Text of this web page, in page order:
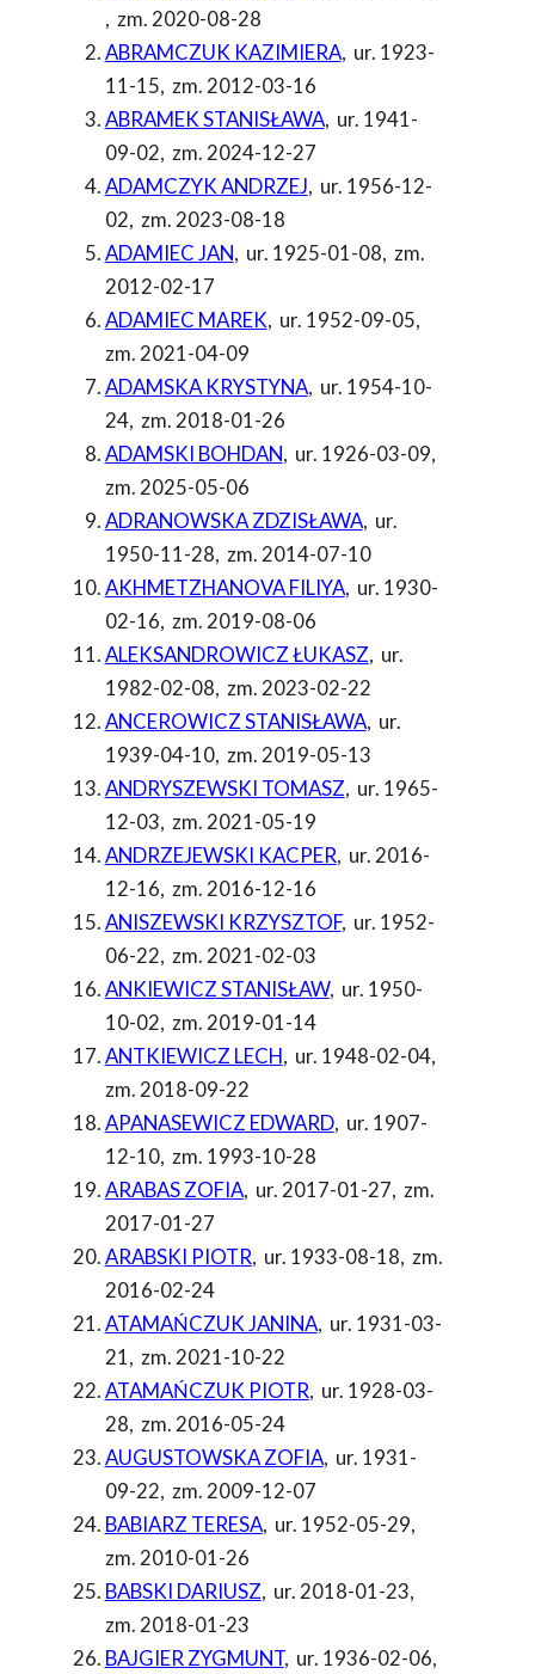
, zm. 2020-08-28
ABRAMCZUK KAZIMIERA, ur. 1923-
11-15, zm. 2012-03-16
ABRAMEK STANISŁAWA, ur. 1941-
09-02, zm. 2024-12-27
ADAMCZYK ANDRZEJ, ur. 1956-12-
02, zm. 2023-08-18
ADAMIEC JAN, ur. 1925-01-08, zm.
2012-02-17
ADAMIEC MAREK, ur. 1952-09-05,
zm. 2021-04-09
ADAMSKA KRYSTYNA, ur. 1954-10-
24, zm. 2018-01-26
ADAMSKI BOHDAN, ur. 1926-03-09,
zm. 2025-05-06
ADRANOWSKA ZDZISŁAWA, ur.
1950-11-28, zm. 2014-07-10
AKHMETZHANOVA FILIYA, ur. 1930-
02-16, zm. 2019-08-06
ALEKSANDROWICZ ŁUKASZ, ur.
1982-02-08, zm. 2023-02-22
ANCEROWICZ STANISŁAWA, ur.
1939-04-10, zm. 2019-05-13
ANDRYSZEWSKI TOMASZ, ur. 1965-
12-03, zm. 2021-05-19
ANDRZEJEWSKI KACPER, ur. 2016-
12-16, zm. 2016-12-16
ANISZEWSKI KRZYSZTOF, ur. 1952-
06-22, zm. 2021-02-03
ANKIEWICZ STANISŁAW, ur. 1950-
10-02, zm. 2019-01-14
ANTKIEWICZ LECH, ur. 1948-02-04,
zm. 2018-09-22
APANASEWICZ EDWARD, ur. 1907-
12-10, zm. 1993-10-28
ARABAS ZOFIA, ur. 2017-01-27, zm.
2017-01-27
ARABSKI PIOTR, ur. 1933-08-18, zm.
2016-02-24
ATAMAŃCZUK JANINA, ur. 1931-03-
21, zm. 2021-10-22
ATAMAŃCZUK PIOTR, ur. 1928-03-
28, zm. 2016-05-24
AUGUSTOWSKA ZOFIA, ur. 1931-
09-22, zm. 2009-12-07
BABIARZ TERESA, ur. 1952-05-29,
zm. 2010-01-26
BABSKI DARIUSZ, ur. 2018-01-23,
zm. 2018-01-23
BAJGIER ZYGMUNT, ur. 1936-02-06,